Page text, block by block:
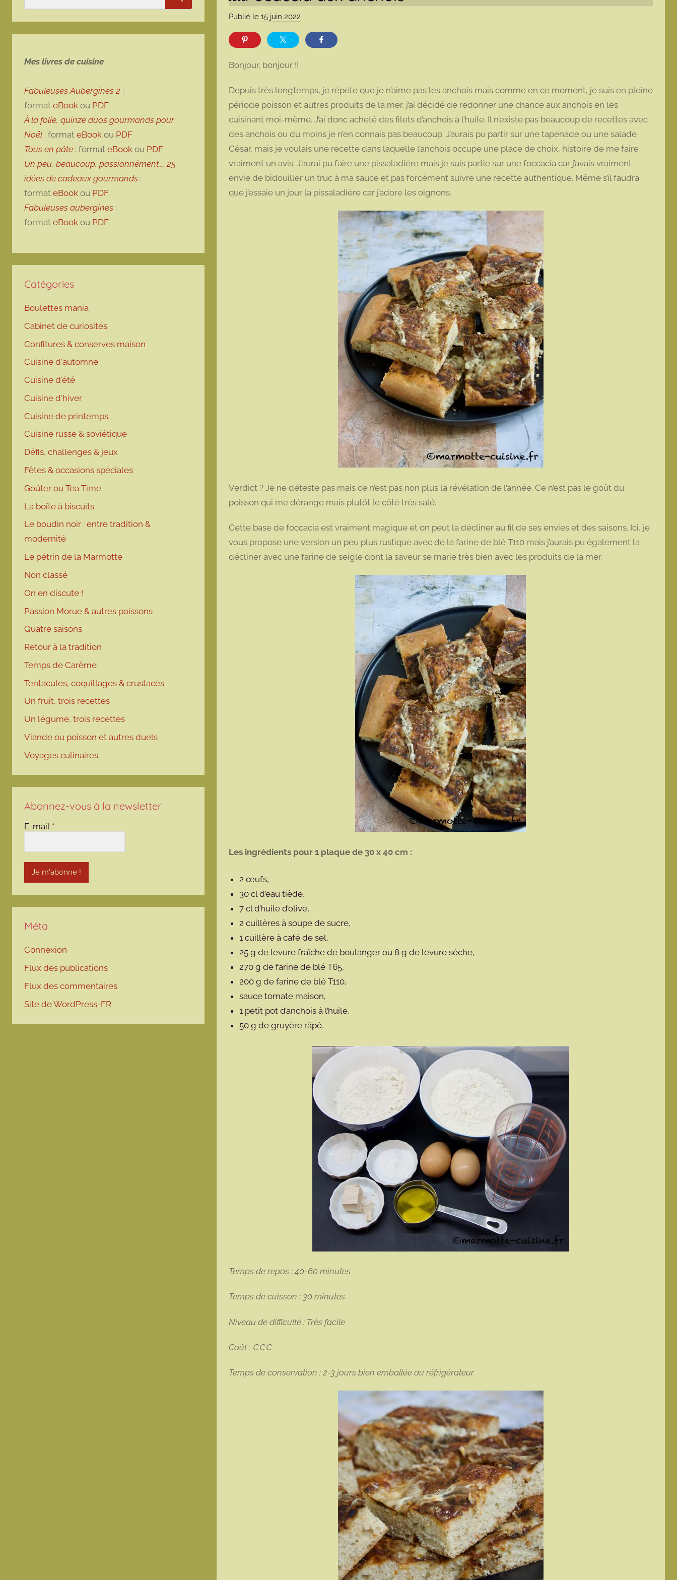
Publié le 15 juin 2022
m
o
t
t
e
Bonjour, bonjour !!
Depuis très longtemps, je répète que je n’aime pas les anchois mais comme en ce moment, je suis en pleine
période poisson et autres produits de la mer, j’ai décidé de redonner une chance aux anchois en les
cuisinant moi-même. J’ai donc acheté des filets d’anchois à l’huile. Il n’existe pas beaucoup de recettes avec
des anchois ou du moins je n’en connais pas beaucoup. J’aurais pu partir sur une tapenade ou une salade
César, mais je voulais une recette dans laquelle l’anchois occupe une place de choix, histoire de me faire
vraiment un avis. J’aurai pu faire une pissaladière mais je suis partie sur une foccacia car j’avais vraiment
envie de bidouiller un truc à ma sauce et pas forcément suivre une recette authentique. Même s’il faudra
que j’essaie un jour la pissaladière car j’adore les oignons.
Verdict ? Je ne déteste pas mais ce n’est pas non plus la révélation de l’année. Ce n’est pas le goût du
poisson qui me dérange mais plutôt le côté très salé.
Cette base de foccacia est vraiment magique et on peut la décliner au fil de ses envies et des saisons. Ici, je
vous propose une version un peu plus rustique avec de la farine de blé T110 mais j’aurais pu également la
décliner avec une farine de seigle dont la saveur se marie très bien avec les produits de la mer.
Les ingrédients pour 1 plaque de 30 x 40 cm :
2 œufs,
30 cl d’eau tiède,
7 cl d’huile d’olive,
2 cuillères à soupe de sucre,
1 cuillère à café de sel,
25 g de levure fraîche de boulanger ou 8 g de levure sèche,
270 g de farine de blé T65,
200 g de farine de blé T110,
sauce tomate maison,
1 petit pot d’anchois à l’huile,
50 g de gruyère râpé.
Temps de repos : 40-60 minutes
Temps de cuisson : 30 minutes
Niveau de difficulté : Très facile
Coût : €€€
Temps de conservation : 2-3 jours bien emballée au réfrigérateur
Rechercher
Mes livres de cuisine
Fabuleuses Aubergines 2 :
format eBook ou PDF
À la folie, quinze duos gourmands pour
Noël : format eBook ou PDF
Tous en pâte : format eBook ou PDF
Un peu, beaucoup, passionnément…, 25
idées de cadeaux gourmands :
format eBook ou PDF
Fabuleuses aubergines :
format eBook ou PDF
Catégories
Boulettes mania
Cabinet de curiosités
Confitures & conserves maison
Cuisine d'automne
Cuisine d'été
Cuisine d'hiver
Cuisine de printemps
Cuisine russe & soviétique
Défis, challenges & jeux
Fêtes & occasions spéciales
Goûter ou Tea Time
La boîte à biscuits
Le boudin noir : entre tradition &
modernité
Le pétrin de la Marmotte
Non classé
On en discute !
Passion Morue & autres poissons
Quatre saisons
Retour à la tradition
Temps de Carême
Tentacules, coquillages & crustacés
Un fruit, trois recettes
Un légume, trois recettes
Viande ou poisson et autres duels
Voyages culinaires
Abonnez-vous à la newsletter
E-mail *
Méta
Connexion
Flux des publications
Flux des commentaires
Site de WordPress-FR